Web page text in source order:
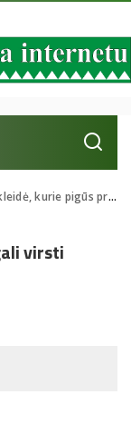
pigūs produktai gali virsti gurmaniškais pietumis
virsti